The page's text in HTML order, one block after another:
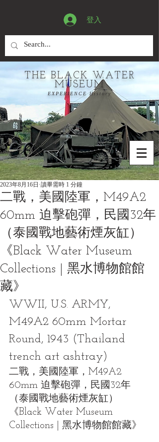
登入
THE BLACK WATER
MUSEUM
EXPERIENCE History
二戰，美國陸軍，M49A2
60mm 迫擊砲彈，民國32年
（泰國戰地藝術煙灰缸）
《Black Water Museum
Collections | 黑水博物館館
藏》
2023年8月16日 讀畢需時 1 分鐘
WWII, U.S. ARMY,
M49A2 60mm Mortar
Round, 1943 (Thailand
trench art ashtray)
二戰，美國陸軍，M49A2
60mm 迫擊砲彈，民國32年
（泰國戰地藝術煙灰缸）
《Black Water Museum
Collections | 黑水博物館館藏》